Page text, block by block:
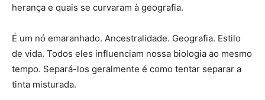
herança e quais se curvaram à geografia.
É um nó emaranhado. Ancestralidade. Geografia. Estilo
de vida. Todos eles influenciam nossa biologia ao mesmo
tempo. Separá-los geralmente é como tentar separar a
tinta misturada.